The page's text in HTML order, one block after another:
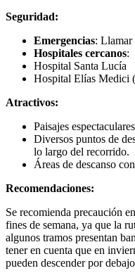
Seguridad:
Emergencias: Llamar
Hospitales cercanos:
Hospital Santa Lucía
Hospital Elías Medici
Atractivos:
Paisajes
Diversos puntos de
lo largo del recorrido.
Áreas de descanso
Recomendaciones:
Se recomienda precaución
fines de semana, ya que la
algunos tramos presentan
tener en cuenta que en
pueden descender por